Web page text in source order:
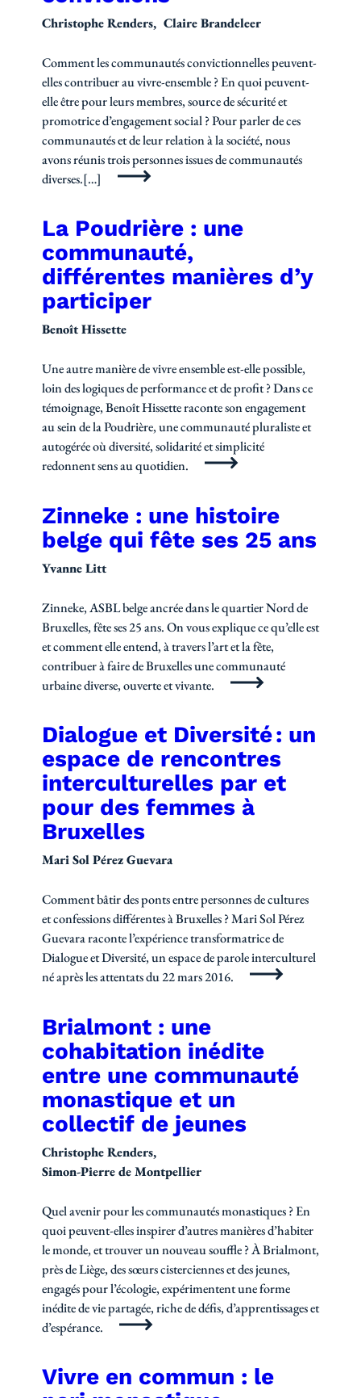
Christophe Renders Claire Brandeleer
Comment les communautés convictionnelles peuvent-
elles contribuer au vivre-ensemble ? En quoi peuvent-
elle être pour leurs membres, source de sécurité et
promotrice d’engagement social ? Pour parler de ces
communautés et de leur relation à la société, nous
avons réunis trois personnes issues de communautés
diverses.[…]
La Poudrière : une
communauté,
différentes manières d’y
participer
Benoît Hissette
Une autre manière de vivre ensemble est-elle possible,
loin des logiques de performance et de profit ? Dans ce
témoignage, Benoît Hissette raconte son engagement
au sein de la Poudrière, une communauté pluraliste et
autogérée où diversité, solidarité et simplicité
redonnent sens au quotidien.
Zinneke : une histoire
belge qui fête ses 25 ans
Yvanne Litt
Zinneke, ASBL belge ancrée dans le quartier Nord de
Bruxelles, fête ses 25 ans. On vous explique ce qu’elle est
et comment elle entend, à travers l’art et la fête,
contribuer à faire de Bruxelles une communauté
urbaine diverse, ouverte et vivante.
Dialogue et Diversité : un
espace de rencontres
interculturelles par et
pour des femmes à
Bruxelles
Mari Sol Pérez Guevara
Comment bâtir des ponts entre personnes de cultures
et confessions différentes à Bruxelles ? Mari Sol Pérez
Guevara raconte l’expérience transformatrice de
Dialogue et Diversité, un espace de parole interculturel
né après les attentats du 22 mars 2016.
Brialmont : une
cohabitation inédite
entre une communauté
monastique et un
collectif de jeunes
Christophe Renders
Simon-Pierre de Montpellier
Quel avenir pour les communautés monastiques ? En
quoi peuvent-elles inspirer d’autres manières d’habiter
le monde, et trouver un nouveau souffle ? À Brialmont,
près de Liège, des sœurs cisterciennes et des jeunes,
engagés pour l’écologie, expérimentent une forme
inédite de vie partagée, riche de défis, d’apprentissages et
d’espérance.
Vivre en commun : le